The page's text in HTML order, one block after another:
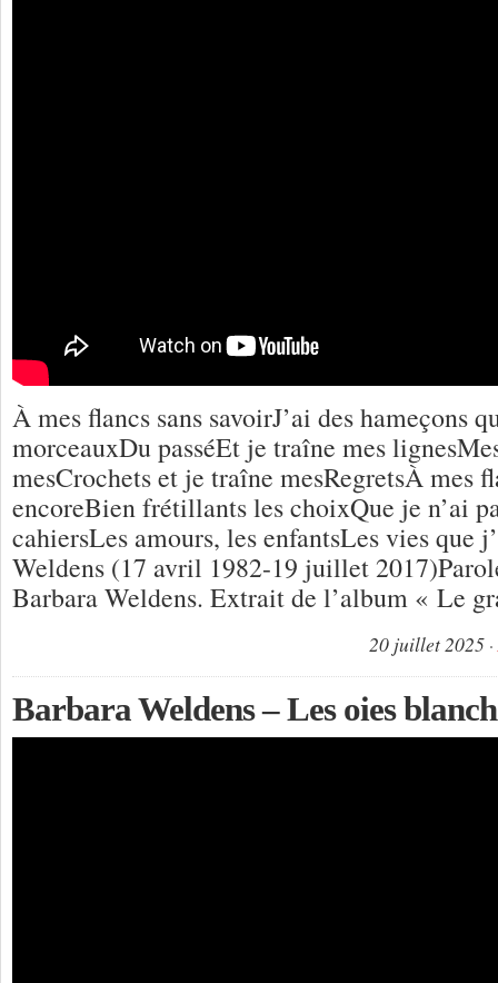
À mes flancs sans savoirJ’ai des hameçons
morceauxDu passéEt je traîne mes
mesCrochets et je traîne mesRegretsÀ mes
encoreBien frétillants les choixQue je n’ai
cahiersLes amours, les enfantsLes vies que
Weldens (17 avril 1982-19 juillet
Barbara Weldens. Extrait de l’album « Le
20 juillet 2025
Barbara Weldens – Les oies